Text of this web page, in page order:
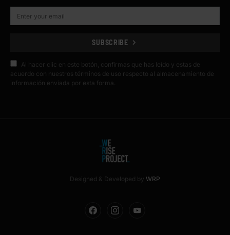
SUBSCRIBE
Al hacer clic en este botón, confirmas que has leído y estas de
acuerdo con nuestros términos de uso respecto al almacenamiento de
información enviada por esta forma.
Designed & Developed by WRP